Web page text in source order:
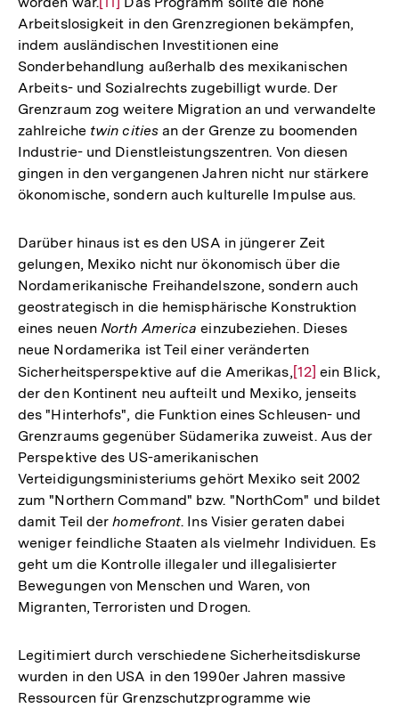
Auflösung
der
Fußnote
Arbeitslosigkeit in den Grenzregionen bekämpfen,
indem ausländischen Investitionen eine
Sonderbehandlung außerhalb des mexikanischen
Arbeits- und Sozialrechts zugebilligt wurde. Der
Grenzraum zog weitere Migration an und verwandelte
zahlreiche twin citiesan der Grenze zu boomenden
Industrie- und Dienstleistungszentren. Von diesen
gingen in den vergangenen Jahren nicht nur stärkere
ökonomische, sondern auch kulturelle Impulse aus.
Darüber hinaus ist es den USA in jüngerer Zeit
gelungen, Mexiko nicht nur ökonomisch über die
Nordamerikanische Freihandelszone, sondern auch
geostrategisch in die hemisphärische Konstruktion
eines neuen North America einzubeziehen. Dieses
neue Nordamerika ist Teil einer veränderten
Sicherheitsperspektive auf die Amerikas,Zur
Auflösung
der
Fußnote
[12] ein Blick,
der den Kontinent neu aufteilt und Mexiko, jenseits
des "Hinterhofs", die Funktion eines Schleusen- und
Grenzraums gegenüber Südamerika zuweist. Aus der
Perspektive des US-amerikanischen
Verteidigungsministeriums gehört Mexiko seit 2002
zum "Northern Command" bzw. "NorthCom" und bildet
damit Teil derhomefront. Ins Visier geraten dabei
weniger feindliche Staaten als vielmehr Individuen. Es
geht um die Kontrolle illegaler und illegalisierter
Bewegungen von Menschen und Waren, von
Migranten, Terroristen und Drogen.
Legitimiert durch verschiedene Sicherheitsdiskurse
wurden in den USA in den 1990er Jahren massive
Ressourcen für Grenzschutzprogramme wie